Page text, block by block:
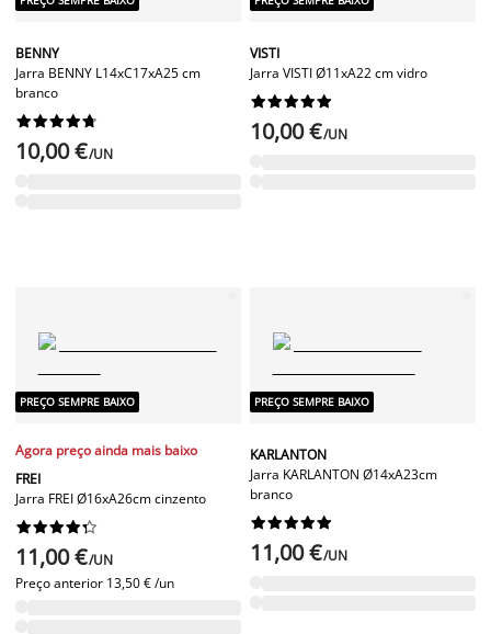
BENNY
Jarra BENNY L14xC17xA25 cm
branco






10,00 €/UN
VISTI
Jarra VISTI Ø11xA22 cm vidro






10,00 €/UN
PREÇO SEMPRE BAIXO
Agora preço ainda mais baixo
FREI
Jarra FREI Ø16xA26cm cinzento






11,00 €/UN
Preço anterior 13,50 € /un
PREÇO SEMPRE BAIXO
KARLANTON
Jarra KARLANTON Ø14xA23cm
branco






11,00 €/UN